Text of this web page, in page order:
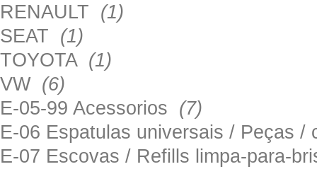
RENAULT (1)
SEAT (1)
TOYOTA (1)
VW (6)
E-05-99 Acessorios (7)
E-06 Espatulas universais / Peças
E-07 Escovas / Refills limpa-para-